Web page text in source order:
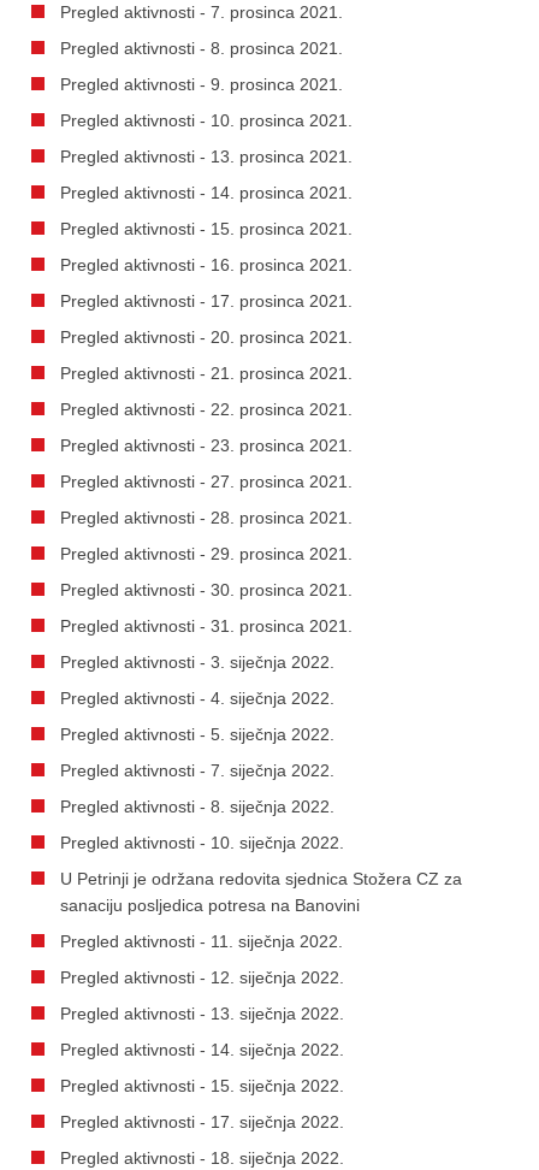
Pregled aktivnosti - 7. prosinca 2021.
Pregled aktivnosti - 8. prosinca 2021.
Pregled aktivnosti - 9. prosinca 2021.
Pregled aktivnosti - 10. prosinca 2021.
Pregled aktivnosti - 13. prosinca 2021.
Pregled aktivnosti - 14. prosinca 2021.
Pregled aktivnosti - 15. prosinca 2021.
Pregled aktivnosti - 16. prosinca 2021.
Pregled aktivnosti - 17. prosinca 2021.
Pregled aktivnosti - 20. prosinca 2021.
Pregled aktivnosti - 21. prosinca 2021.
Pregled aktivnosti - 22. prosinca 2021.
Pregled aktivnosti - 23. prosinca 2021.
Pregled aktivnosti - 27. prosinca 2021.
Pregled aktivnosti - 28. prosinca 2021.
Pregled aktivnosti - 29. prosinca 2021.
Pregled aktivnosti - 30. prosinca 2021.
Pregled aktivnosti - 31. prosinca 2021.
Pregled aktivnosti - 3. siječnja 2022.
Pregled aktivnosti - 4. siječnja 2022.
Pregled aktivnosti - 5. siječnja 2022.
Pregled aktivnosti - 7. siječnja 2022.
Pregled aktivnosti - 8. siječnja 2022.
Pregled aktivnosti - 10. siječnja 2022.
U Petrinji je održana redovita sjednica Stožera CZ za
sanaciju posljedica potresa na Banovini
Pregled aktivnosti - 11. siječnja 2022.
Pregled aktivnosti - 12. siječnja 2022.
Pregled aktivnosti - 13. siječnja 2022.
Pregled aktivnosti - 14. siječnja 2022.
Pregled aktivnosti - 15. siječnja 2022.
Pregled aktivnosti - 17. siječnja 2022.
Pregled aktivnosti - 18. siječnja 2022.